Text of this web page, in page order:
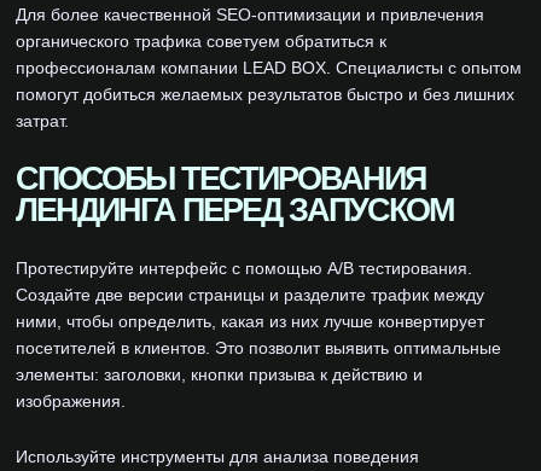
Для более качественной SEO-оптимизации и привлечения
органического трафика советуем обратиться к
профессионалам компании LEAD BOX. Специалисты с опытом
помогут добиться желаемых результатов быстро и без лишних
затрат.
СПОСОБЫ ТЕСТИРОВАНИЯ
ЛЕНДИНГА ПЕРЕД ЗАПУСКОМ
Протестируйте интерфейс с помощью A/B тестирования.
Создайте две версии страницы и разделите трафик между
ними, чтобы определить, какая из них лучше конвертирует
посетителей в клиентов. Это позволит выявить оптимальные
элементы: заголовки, кнопки призыва к действию и
изображения.
Используйте инструменты для анализа поведения